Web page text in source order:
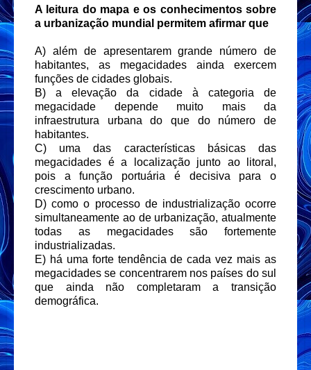
A leitura do mapa e os conhecimentos sobre
a urbanização mundial permitem afirmar que
A) além de apresentarem grande número de
habitantes, as megacidades ainda exercem
funções de cidades globais.
B) a elevação da cidade à categoria de
megacidade depende muito mais da
infraestrutura urbana do que do número de
habitantes.
C) uma das características básicas das
megacidades é a localização junto ao litoral,
pois a função portuária é decisiva para o
crescimento urbano.
D) como o processo de industrialização ocorre
simultaneamente ao de urbanização, atualmente
todas as megacidades são fortemente
industrializadas.
E) há uma forte tendência de cada vez mais as
megacidades se concentrarem nos países do sul
que ainda não completaram a transição
demográfica.